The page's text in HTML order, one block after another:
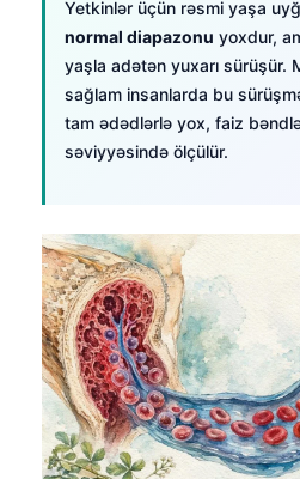
Yetkinlər üçün rəsmi yaşa
normal diapazonu yoxdur,
yaşla adətən yuxarı sürüşür.
sağlam insanlarda bu
tam ədədlərlə yox, faiz
səviyyəsində ölçülür.